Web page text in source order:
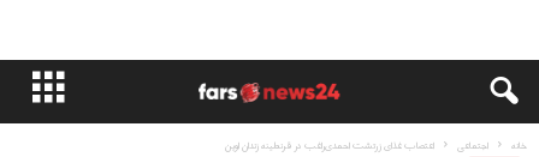
خانه اجتماعی اعتصاب غذای زرتشت احمدی‌راغب در قرنطینه زندان اوین